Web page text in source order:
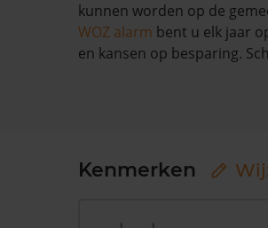
kunnen worden op de
WOZ alarm bent u elk jaar
en kansen op besparing.
Kenmerken